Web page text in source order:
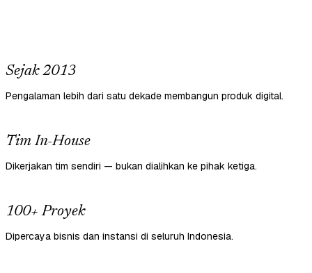
Sejak 2013
Pengalaman lebih dari satu dekade membangun produk digital.
Tim In-House
Dikerjakan tim sendiri — bukan dialihkan ke pihak ketiga.
100+ Proyek
Dipercaya bisnis dan instansi di seluruh Indonesia.